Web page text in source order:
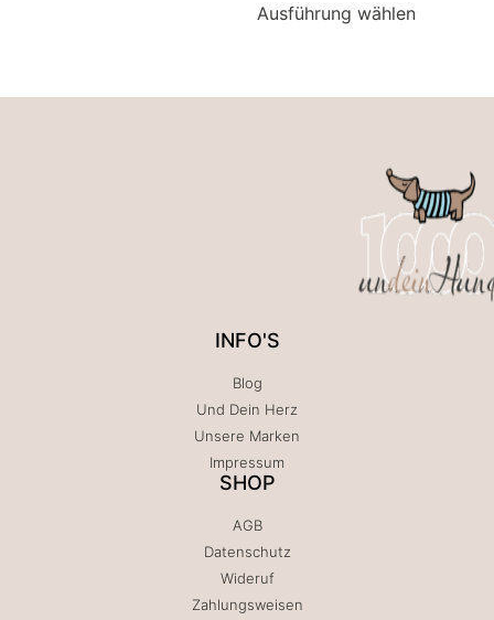
Ausführung wählen
INFO'S
Blog
Und Dein Herz
Unsere Marken
Impressum
SHOP
AGB
Datenschutz
Wideruf
Zahlungsweisen